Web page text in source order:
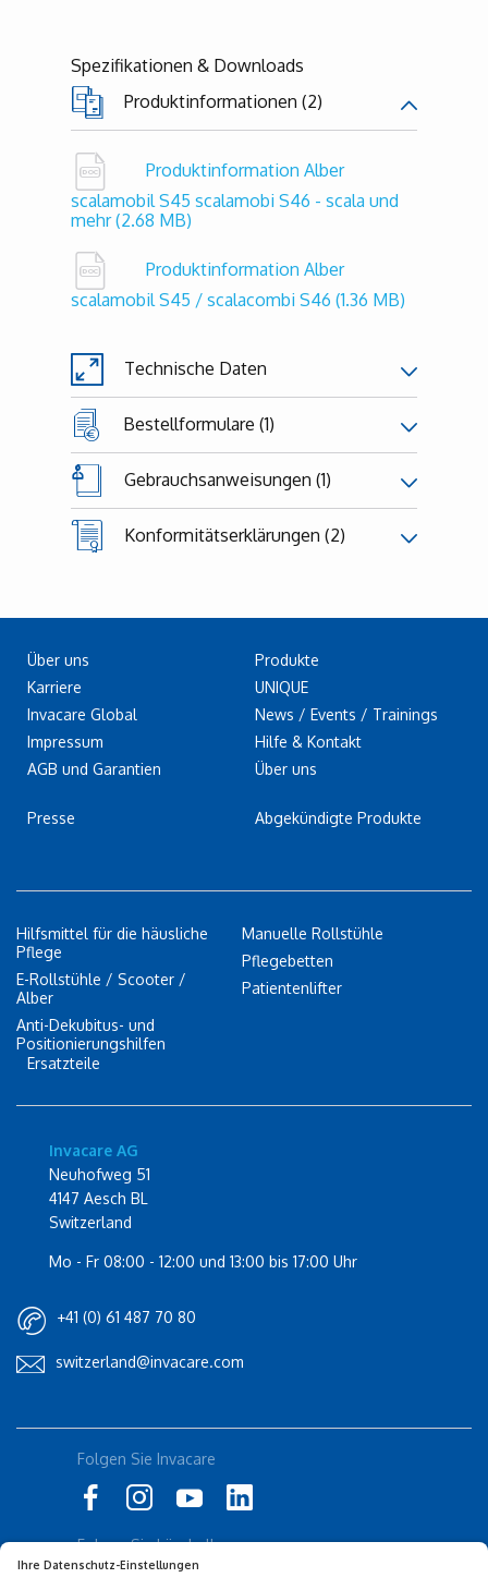
Spezifikationen & Downloads
Produktinformationen (2)
Produktinformation Alber
scalamobil S45 scalamobi S46 - scala und
mehr(2.68 MB)
Produktinformation Alber
scalamobil S45 / scalacombi S46 (1.36 MB)
Technische Daten
Bestellformulare (1)
Gebrauchsanweisungen (1)
Konformitätserklärungen (2)
Über uns
Karriere
Invacare Global
Impressum
AGB und Garantien
Presse
Produkte
UNIQUE
News / Events / Trainings
Hilfe & Kontakt
Über uns
Abgekündigte Produkte
Hilfsmittel für die häusliche
Pflege
E-Rollstühle / Scooter /
Alber
Anti-Dekubitus- und
Positionierungshilfen
Manuelle Rollstühle
Pflegebetten
Patientenlifter
Ersatzteile
Invacare AG
Neuhofweg 51
4147 Aesch BL
Switzerland
Mo - Fr 08:00 - 12:00 und 13:00 bis 17:00 Uhr
+41 (0) 61 487 70 80
switzerland@invacare.com
Folgen Sie Invacare
Folgen Sie küschall
Rolli-Community
küschall